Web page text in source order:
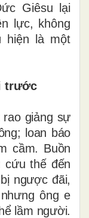
Giêsu lại
lực, không
hiện là một
trước
giảng sự
loan báo
cầm. Buồn
cứu thế đến
ngược đãi,
ông e
lầm người.